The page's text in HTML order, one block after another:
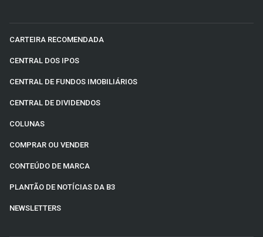
CARTEIRA RECOMENDADA
CENTRAL DOS IPOS
CENTRAL DE FUNDOS IMOBILIÁRIOS
CENTRAL DE DIVIDENDOS
COLUNAS
COMPRAR OU VENDER
CONTEÚDO DE MARCA
PLANTÃO DE NOTÍCIAS DA B3
NEWSLETTERS